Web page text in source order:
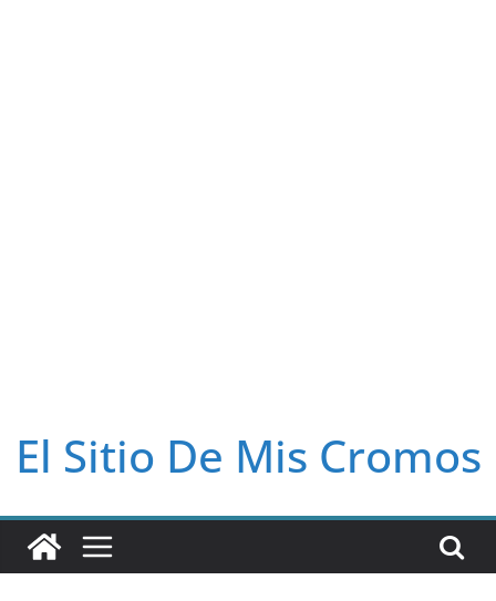
El Sitio De Mis Cromos